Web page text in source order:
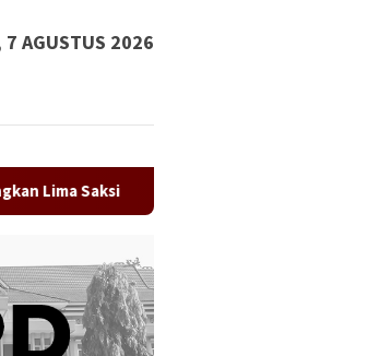
7 AGUSTUS 2026
Direktur RS IA Moeis Tegaskan